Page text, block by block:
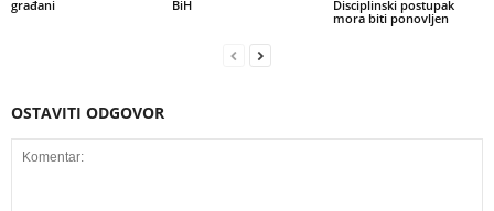
građani
BiH
Disciplinski postupak
mora biti ponovljen
OSTAVITI ODGOVOR